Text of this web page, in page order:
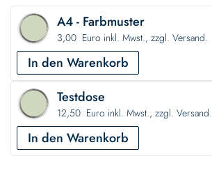
A4 - Farbmuster
3,00 Euro inkl. Mwst., zzgl. Versand.
In den Warenkorb
Testdose
12,50 Euro inkl. Mwst., zzgl. Versand.
In den Warenkorb